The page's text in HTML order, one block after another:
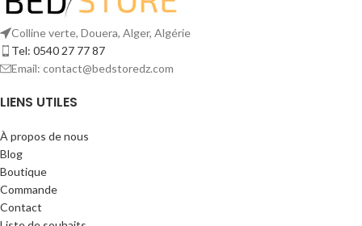
Colline verte, Douera, Alger, Algérie
Tel: 0540 27 77 87
Email: contact@bedstoredz.com
LIENS UTILES
À propos de nous
Blog
Boutique
Commande
Contact